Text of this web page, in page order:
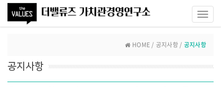
HOME / 공지사항 / 공지사항
공지사항